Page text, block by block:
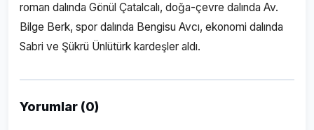
roman dalında Gönül Çatalcalı, doğa-çevre dalında Av.
Bilge Berk, spor dalında Bengisu Avcı, ekonomi dalında
Sabri ve Şükrü Ünlütürk kardeşler aldı.
Yorumlar (0)